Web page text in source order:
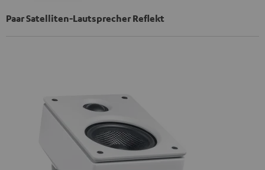
Paar Satelliten-Lautsprecher Reflekt